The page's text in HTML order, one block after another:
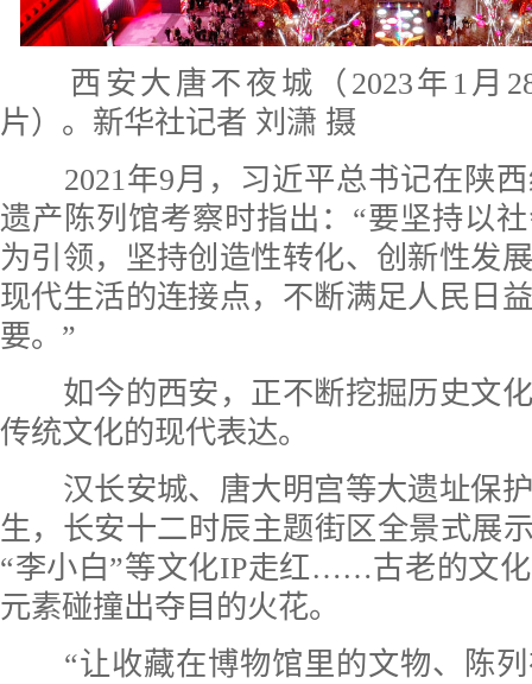
西安大唐不夜城（2023年1月
片）。新华社记者 刘潇 摄
2021年9月，习近平总书记在陕西
遗产陈列馆考察时指出：“要坚持以
为引领，坚持创造性转化、创新性发
现代生活的连接点，不断满足人民日
要。”
如今的西安，正不断挖掘历史文化
传统文化的现代表达。
汉长安城、唐大明宫等大遗址保护
生，长安十二时辰主题街区全景式展
“李小白”等文化IP走红……古老的文
元素碰撞出夺目的火花。
“让收藏在博物馆里的文物、陈列